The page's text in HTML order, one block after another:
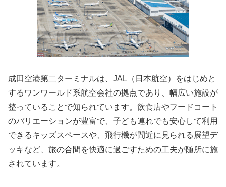
成田空港第二ターミナルは、JAL（日本航空）をはじめと
するワンワールド系航空会社の拠点であり、幅広い施設が
整っていることで知られています。飲食店やフードコート
のバリエーションが豊富で、子ども連れでも安心して利用
できるキッズスペースや、飛行機が間近に見られる展望デ
ッキなど、旅の合間を快適に過ごすための工夫が随所に施
されています。